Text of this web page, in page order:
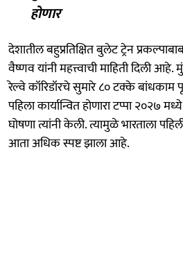
होणार
देशातील बहुप्रतिक्षित बुलेट ट्रेन
वैष्णव यांनी महत्त्वाची माहिती दिली
रेल्वे कॉरिडॉरचे सुमारे ८० टक्के बांधकाम
पहिला कार्यान्वित होणारा टप्पा २०२७
घोषणा त्यांनी केली. त्यामुळे भारताला
आता अधिक स्पष्ट झाला आहे.